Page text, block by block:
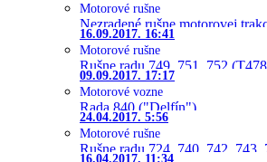
Motorové rušne
Nezradené rušne motorovej
16.09.2017. 16:41
Motorové rušne
Rušne radu 749, 751, 752
09.09.2017. 17:17
Motorové vozne
Rada 840 ("Delfín")
24.04.2017. 5:56
Motorové rušne
Rušne radu 724, 740, 742,
16.04.2017. 11:34